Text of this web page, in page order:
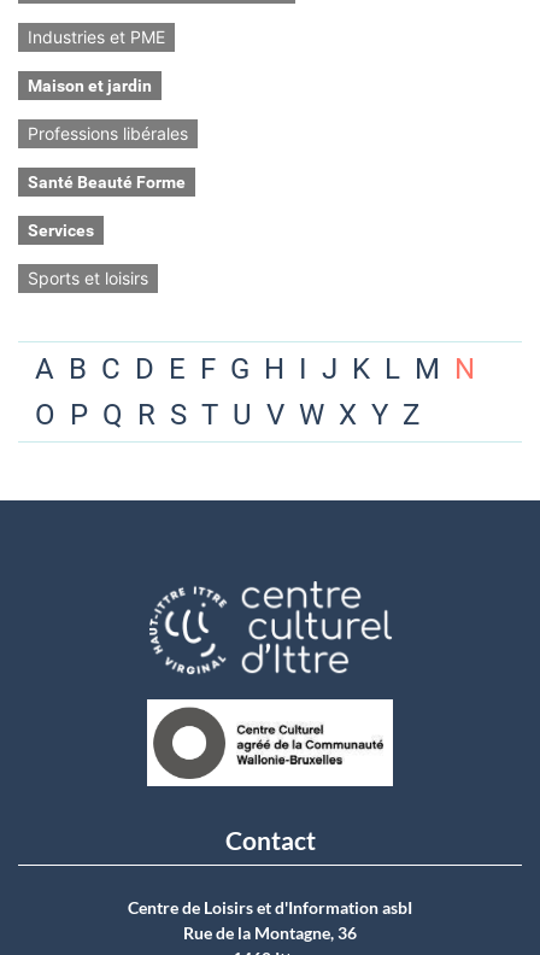
Industries et PME
Maison et jardin
Professions libérales
Santé Beauté Forme
Services
Sports et loisirs
A B C D E F G H I J K L M N
O P Q R S T U V W X Y Z
Contact
Centre de Loisirs et d'Information asbI
Rue de la Montagne, 36